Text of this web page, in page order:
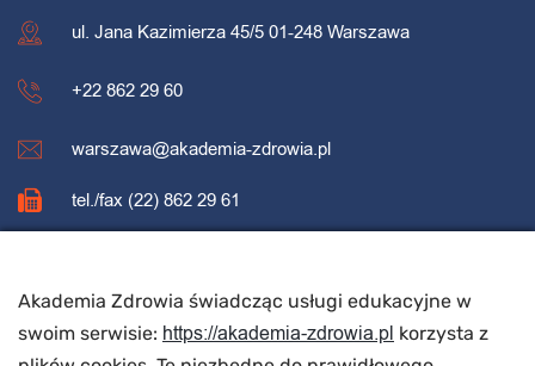
ul. Jana Kazimierza 45/5 01-248 Warszawa
+22 862 29 60
warszawa@akademia-zdrowia.pl
tel./fax (22) 862 29 61
Rekrutacja
Akademia Zdrowia świadcząc usługi edukacyjne w
swoim serwisie: https://akademia-zdrowia.pl korzysta z